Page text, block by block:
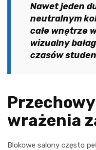
Nawet jeden
neutralnym
całe wnętrze
wizualny
czasów
wrażenia
Blokowe salony często